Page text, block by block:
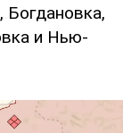
Богдановка,
и Нью-